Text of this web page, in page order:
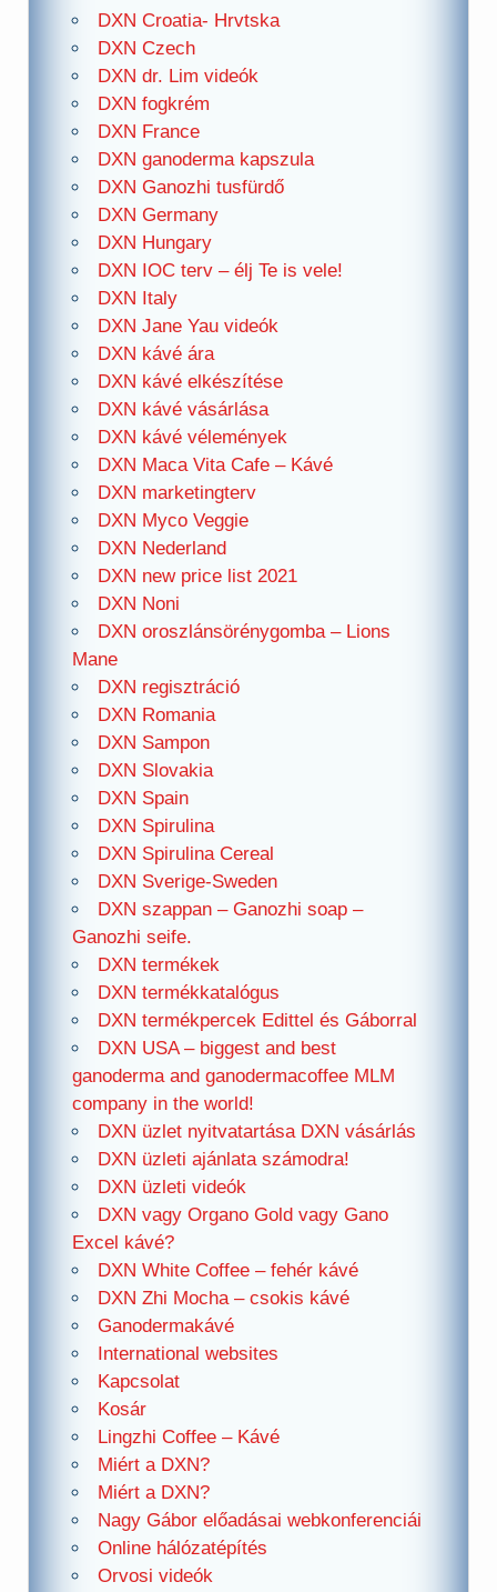
DXN Croatia- Hrvtska
DXN Czech
DXN dr. Lim videók
DXN fogkrém
DXN France
DXN ganoderma kapszula
DXN Ganozhi tusfürdő
DXN Germany
DXN Hungary
DXN IOC terv – élj Te is vele!
DXN Italy
DXN Jane Yau videók
DXN kávé ára
DXN kávé elkészítése
DXN kávé vásárlása
DXN kávé vélemények
DXN Maca Vita Cafe – Kávé
DXN marketingterv
DXN Myco Veggie
DXN Nederland
DXN new price list 2021
DXN Noni
DXN oroszlánsörénygomba – Lions
Mane
DXN regisztráció
DXN Romania
DXN Sampon
DXN Slovakia
DXN Spain
DXN Spirulina
DXN Spirulina Cereal
DXN Sverige-Sweden
DXN szappan – Ganozhi soap –
Ganozhi seife.
DXN termékek
DXN termékkatalógus
DXN termékpercek Edittel és Gáborral
DXN USA – biggest and best
ganoderma and ganodermacoffee MLM
company in the world!
DXN üzlet nyitvatartása DXN vásárlás
DXN üzleti ajánlata számodra!
DXN üzleti videók
DXN vagy Organo Gold vagy Gano
Excel kávé?
DXN White Coffee – fehér kávé
DXN Zhi Mocha – csokis kávé
Ganodermakávé
International websites
Kapcsolat
Kosár
Lingzhi Coffee – Kávé
Miért a DXN?
Miért a DXN?
Nagy Gábor előadásai webkonferenciái
Online hálózatépítés
Orvosi videók